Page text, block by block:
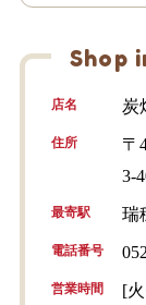
Shop
店名 炭
住所
〒
3-
最寄駅 瑞
電話番号
営業時間
[